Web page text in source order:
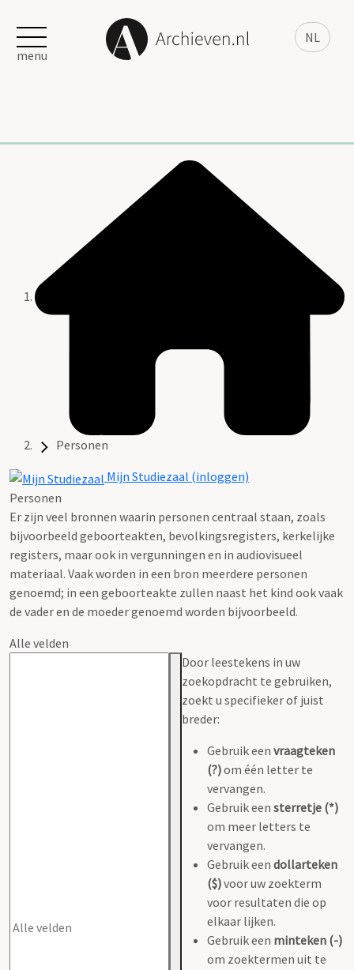
NL
menu
Personen
Mijn Studiezaal (inloggen)
Personen
Er zijn veel bronnen waarin personen centraal staan, zoals
bijvoorbeeld geboorteakten, bevolkingsregisters, kerkelijke
registers, maar ook in vergunningen en in audiovisueel
materiaal. Vaak worden in een bron meerdere personen
genoemd; in een geboorteakte zullen naast het kind ook vaak
de vader en de moeder genoemd worden bijvoorbeeld.
Alle velden
Door leestekens in uw
zoekopdracht te gebruiken,
zoekt u specifieker of juist
breder:
Gebruik een vraagteken
(?)om één letter te
vervangen.
Gebruik een sterretje (*)
om meer letters te
vervangen.
Gebruik een dollarteken
($)voor uw zoekterm
voor resultaten die op
elkaar lijken.
Gebruik een minteken (-)
om zoektermen uit te